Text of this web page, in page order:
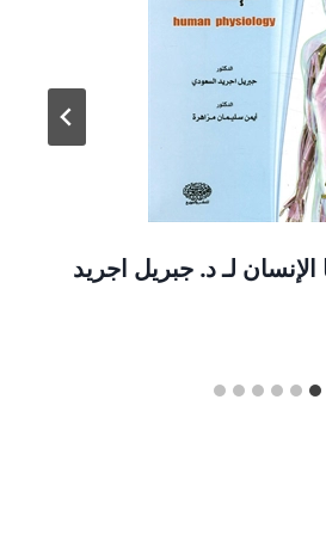
لـ د. جبريل اجريد